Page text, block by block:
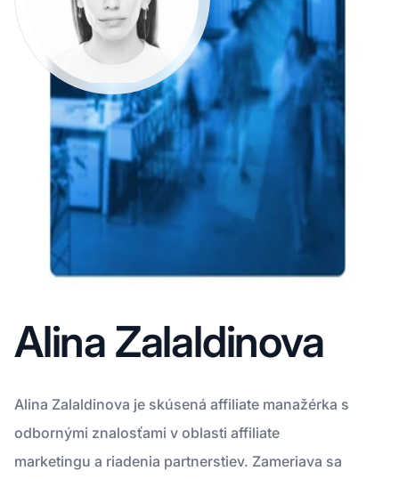
Alina Zalaldinova
Alina Zalaldinova je skúsená affiliate manažérka s
odbornými znalosťami v oblasti affiliate
marketingu a riadenia partnerstiev. Zameriava sa